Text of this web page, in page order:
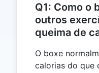
Q1: Como o
outros
queima de
O boxe
calorias do que